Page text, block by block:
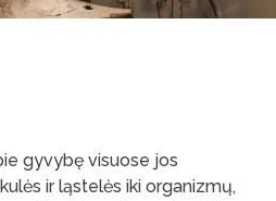
gyvybę visuose jos
ir ląstelės iki organizmų,